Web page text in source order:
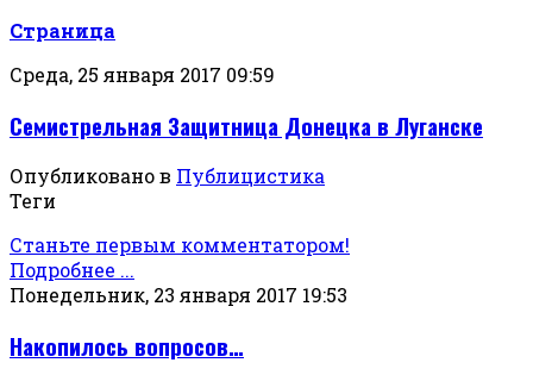
Страница
Среда, 25 января 2017 09:59
Семистрельная Защитница Донецка в Луганске
Опубликовано в Публицистика
Теги
Станьте первым комментатором!
Подробнее ...
Понедельник, 23 января 2017 19:53
Накопилось вопросов…